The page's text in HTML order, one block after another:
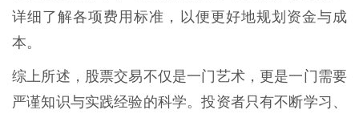
详细了解各项费用标准，以便更好地规划资金与成
本。
综上所述，股票交易不仅是一门艺术，更是一门需要
严谨知识与实践经验的科学。投资者只有不断学习、